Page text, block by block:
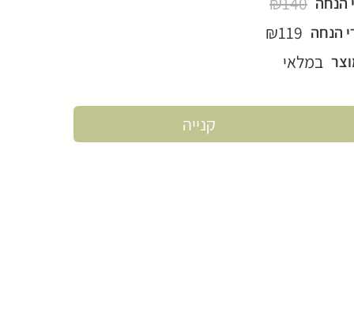
הנחה ₪119
במלאי
קנייה